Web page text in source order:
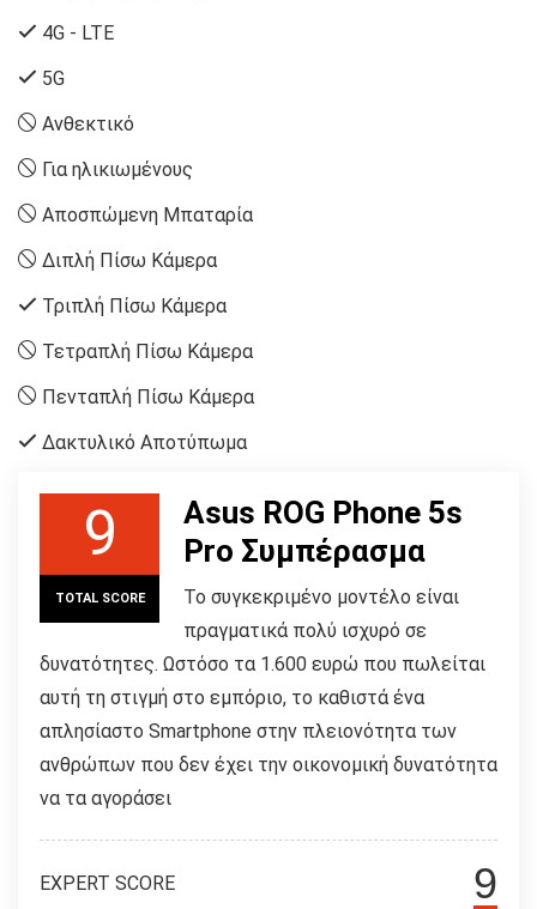
4G - LTE
5G
Ανθεκτικό
Για ηλικιωμένους
Αποσπώμενη Μπαταρία
Διπλή Πίσω Κάμερα
Τριπλή Πίσω Κάμερα
Τετραπλή Πίσω Κάμερα
Πενταπλή Πίσω Κάμερα
Δακτυλικό Αποτύπωμα
9
TOTAL SCORE
Asus ROG Phone 5s
Pro Συμπέρασμα
Το συγκεκριμένο μοντέλο είναι
πραγματικά πολύ ισχυρό σε
δυνατότητες. Ωστόσο τα 1.600 ευρώ που πωλείται
αυτή τη στιγμή στο εμπόριο, το καθιστά ένα
απλησίαστο Smartphone στην πλειονότητα των
ανθρώπων που δεν έχει την οικονομική δυνατότητα
να τα αγοράσει
9
EXPERT SCORE